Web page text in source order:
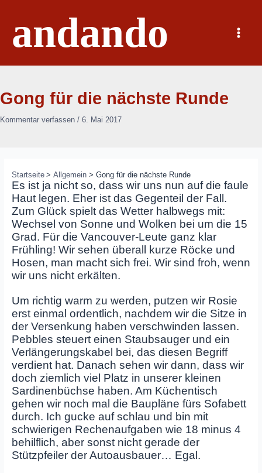
springenandando
Main
Menu
Gong für die nächste Runde
Kommentar verfassen / 6. Mai 2017
Startseite Allgemein Gong für die nächste Runde
Es ist ja nicht so, dass wir uns nun auf die faule
Haut legen. Eher ist das Gegenteil der Fall.
Zum Glück spielt das Wetter halbwegs mit:
Wechsel von Sonne und Wolken bei um die 15
Grad. Für die Vancouver-Leute ganz klar
Frühling! Wir sehen überall kurze Röcke und
Hosen, man macht sich frei. Wir sind froh, wenn
wir uns nicht erkälten.
Um richtig warm zu werden, putzen wir Rosie
erst einmal ordentlich, nachdem wir die Sitze in
der Versenkung haben verschwinden lassen.
Pebbles steuert einen Staubsauger und ein
Verlängerungskabel bei, das diesen Begriff
verdient hat. Danach sehen wir dann, dass wir
doch ziemlich viel Platz in unserer kleinen
Sardinenbüchse haben. Am Küchentisch
gehen wir noch mal die Baupläne fürs Sofabett
durch. Ich gucke auf schlau und bin mit
schwierigen Rechenaufgaben wie 18 minus 4
behilflich, aber sonst nicht gerade der
Stützpfeiler der Autoausbauer… Egal.